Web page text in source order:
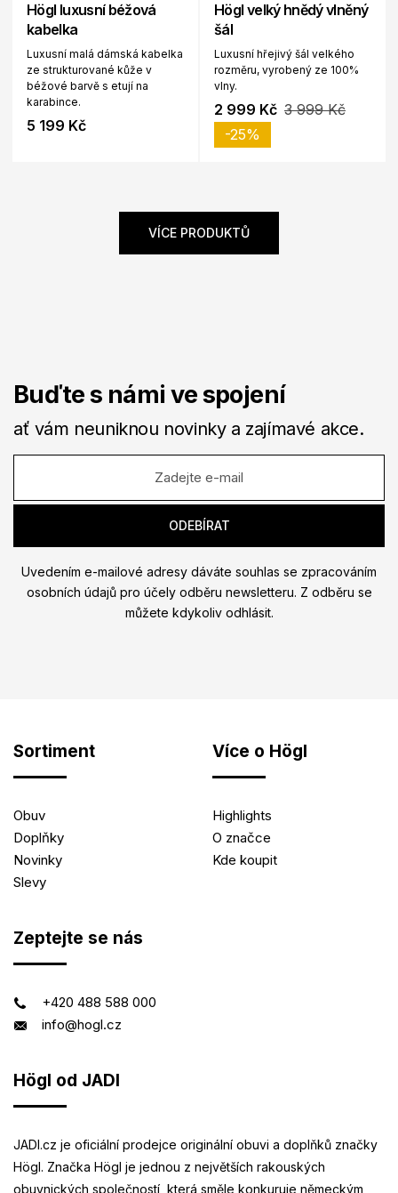
Högl luxusní béžová
kabelka
Luxusní malá dámská kabelka
ze strukturované kůže v
béžové barvě s etují na
karabince.
5 199 Kč
Högl velký hnědý vlněný
šál
Luxusní hřejivý šál velkého
rozměru, vyrobený ze 100%
vlny.
2 999 Kč 3 999 Kč
-25%
VÍCE PRODUKTŮ
Buďte s námi ve spojení
ať vám neuniknou novinky a zajímavé akce.
Uvedením e-mailové adresy dáváte souhlas se zpracováním
osobních údajů pro účely odběru newsletteru. Z odběru se
můžete kdykoliv odhlásit.
Sortiment
Obuv
Doplňky
Novinky
Slevy
Více o Högl
Highlights
O značce
Kde koupit
Zeptejte se nás
+420 488 588 000
info@hogl.cz
Högl od JADI
JADI.cz je oficiální prodejce originální obuvi a doplňků značky
Högl. Značka Högl je jednou z největších rakouských
obuvnických společností, která směle konkuruje německým,